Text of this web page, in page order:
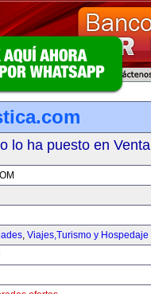
lo ha puesto en Venta
, Viajes,Turismo y Hospedaje